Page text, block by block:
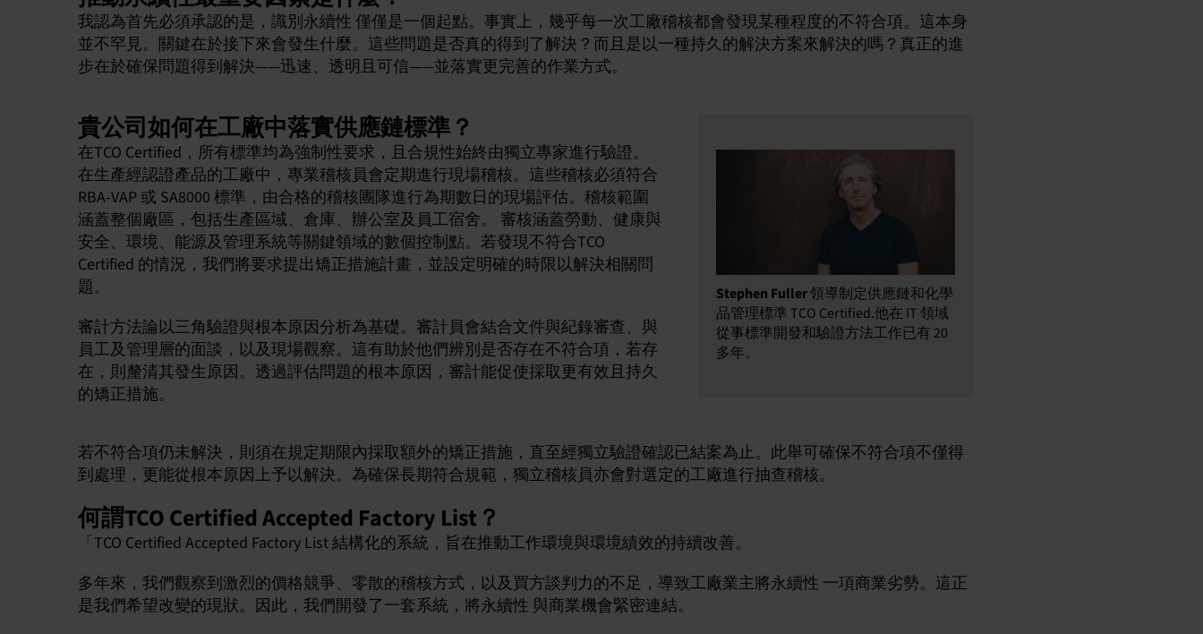
我認為首先必須承認的是，識別永續性 僅僅是一個起點。事實上，幾乎每一次工廠稽核都會發現某種程度的不符合項。這本身
並不罕見。關鍵在於接下來會發生什麼。這些問題是否真的得到了解決？而且是以一種持久的解決方案來解決的嗎？真正的進
步在於確保問題得到解決——迅速、透明且可信——並落實更完善的作業方式。
貴公司如何在工廠中落實供應鏈標準？
在TCO Certified，所有標準均為強制性要求，且合規性始終由獨立專家進行驗證。
在生產經認證產品的工廠中，專業稽核員會定期進行現場稽核。這些稽核必須符合
RBA-VAP 或 SA8000 標準，由合格的稽核團隊進行為期數日的現場評估。稽核範圍
涵蓋整個廠區，包括生產區域、倉庫、辦公室及員工宿舍。 審核涵蓋勞動、健康與
安全、環境、能源及管理系統等關鍵領域的數個控制點。若發現不符合TCO
Certified 的情況，我們將要求提出矯正措施計畫，並設定明確的時限以解決相關問
題。
審計方法論以三角驗證與根本原因分析為基礎。審計員會結合文件與紀錄審查、與
員工及管理層的面談，以及現場觀察。這有助於他們辨別是否存在不符合項，若存
在，則釐清其發生原因。透過評估問題的根本原因，審計能促使採取更有效且持久
的矯正措施。
Stephen Fuller領導制定供應鏈和化學
品管理標準 TCO Certified.他在 IT 領域
從事標準開發和驗證方法工作已有 20
多年。
若不符合項仍未解決，則須在規定期限內採取額外的矯正措施，直至經獨立驗證確認已結案為止。此舉可確保不符合項不僅得
到處理，更能從根本原因上予以解決。為確保長期符合規範，獨立稽核員亦會對選定的工廠進行抽查稽核。
何謂TCO Certified Accepted Factory List？
「TCO Certified Accepted Factory List 結構化的系統，旨在推動工作環境與環境績效的持續改善。
多年來，我們觀察到激烈的價格競爭、零散的稽核方式，以及買方談判力的不足，導致工廠業主將永續性 一項商業劣勢。這正
是我們希望改變的現狀。因此，我們開發了一套系統，將永續性 與商業機會緊密連結。